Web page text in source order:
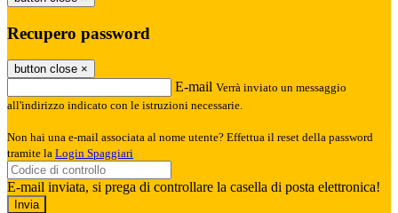
Recupero password
button close ×
E-mail Verrà inviato un messaggio
all'indirizzo indicato con le istruzioni necessarie.
Non hai una e-mail associata al nome utente? Effettua il reset della password
tramite la Login Spaggiari
E-mail inviata, si prega di controllare la casella di posta elettronica!